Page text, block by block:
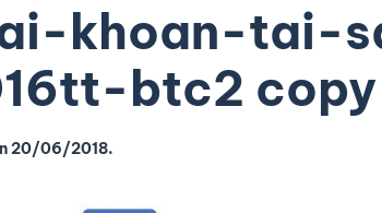
khoan-tai-
btc2 copy
20/06/2018.